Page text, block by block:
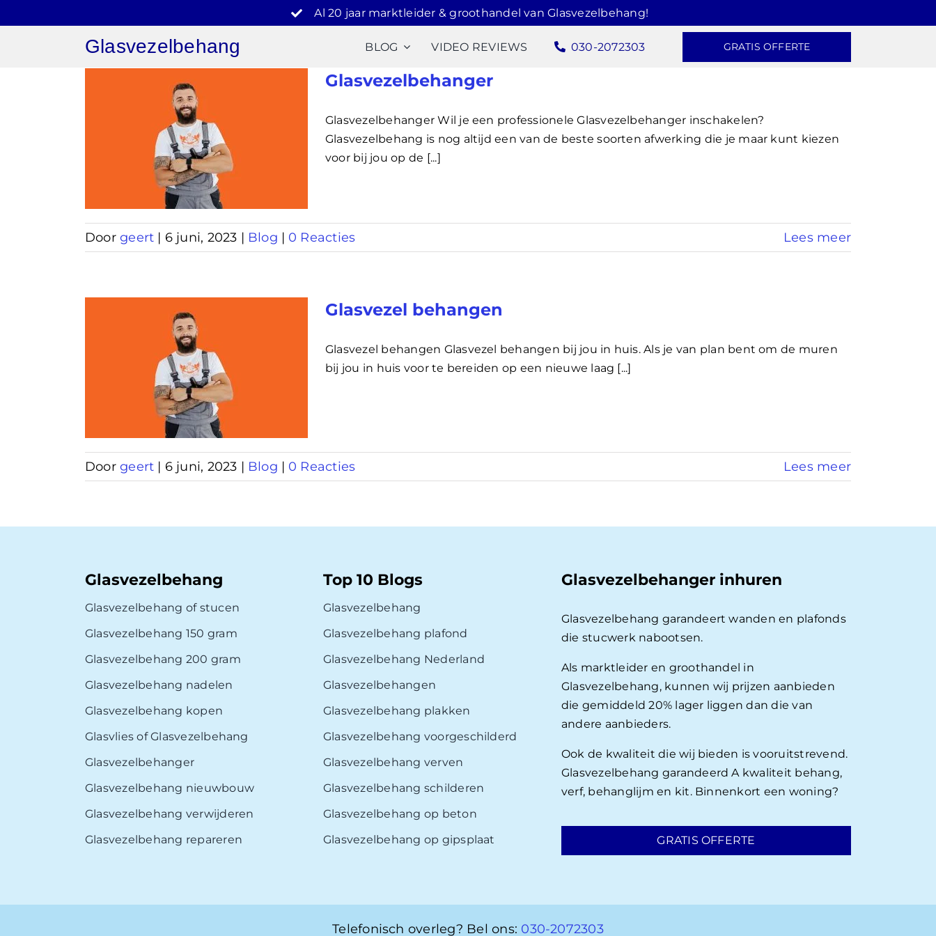
naar
Al 20 jaar marktleider & groothandel van Glasvezelbehang!
Glasvezelbehang BLOG VIDEO REVIEWS 030-2072303 GRATIS OFFERTE
Glasvezelbehanger
Glasvezelbehanger Wil je een professionele Glasvezelbehanger inschakelen?
Glasvezelbehang is nog altijd een van de beste soorten afwerking die je maar kunt kiezen
voor bij jou op de [...]
Doorgeert | 6 juni, 2023 | Blog | 0 Reacties Lees meer
Glasvezel behangen
Glasvezel behangen Glasvezel behangen bij jou in huis. Als je van plan bent om de muren
bij jou in huis voor te bereiden op een nieuwe laag [...]
Doorgeert | 6 juni, 2023 | Blog | 0 Reacties Lees meer
Glasvezelbehang
Glasvezelbehang of stucen
Glasvezelbehang 150 gram
Glasvezelbehang 200 gram
Glasvezelbehang nadelen
Glasvezelbehang kopen
Glasvlies of Glasvezelbehang
Glasvezelbehanger
Glasvezelbehang nieuwbouw
Glasvezelbehang verwijderen
Glasvezelbehang repareren
Top 10 Blogs
Glasvezelbehang
Glasvezelbehang plafond
Glasvezelbehang Nederland
Glasvezelbehangen
Glasvezelbehang plakken
Glasvezelbehang voorgeschilderd
Glasvezelbehang verven
Glasvezelbehang schilderen
Glasvezelbehang op beton
Glasvezelbehang op gipsplaat
Glasvezelbehanger inhuren
Glasvezelbehang garandeert wanden en plafonds
die stucwerk nabootsen.
Als marktleider en groothandel in
Glasvezelbehang, kunnen wij prijzen aanbieden
die gemiddeld 20% lager liggen dan die van
andere aanbieders.
Ook de kwaliteit die wij bieden is vooruitstrevend.
Glasvezelbehang garandeerd A kwaliteit behang,
verf, behanglijm en kit. Binnenkort een woning?
GRATIS OFFERTE
Telefonisch overleg? Bel ons: 030-2072303